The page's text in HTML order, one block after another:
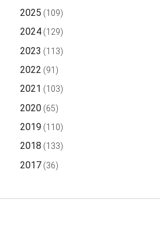
2025 (109)
2024(129)
2023 (113)
2022 (91)
2021 (103)
2020(65)
2019 (110)
2018 (133)
2017(36)